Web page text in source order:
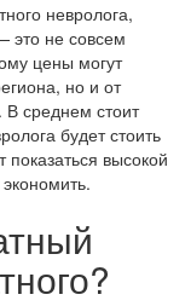
невролога,
это не совсем
цены могут
но и от
В среднем стоит
будет стоить
высокой